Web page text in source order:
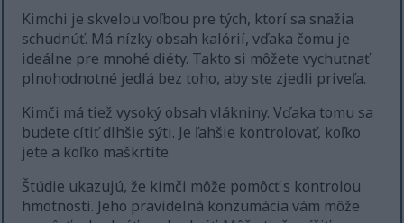
Kimchi je skvelou voľbou pre tých, ktorí sa snažia
schudnúť. Má nízky obsah kalórií, vďaka čomu je
ideálne pre mnohé diéty. Takto si môžete vychutnať
plnohodnotné jedlá bez toho, aby ste zjedli priveľa.
Kimči má tiež vysoký obsah vlákniny. Vďaka tomu sa
budete cítiť dlhšie sýti. Je ľahšie kontrolovať, koľko
jete a koľko maškrtíte.
Štúdie ukazujú, že kimči môže pomôcť s kontrolou
hmotnosti. Jeho pravidelná konzumácia vám môže